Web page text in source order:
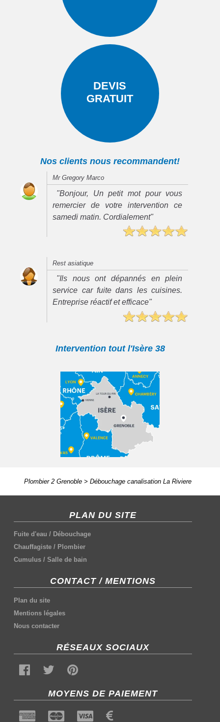
DEVIS
GRATUIT
Nos clients nous recommandent!
Mr Gregory Marco
"Bonjour, Un petit mot pour vous
remercier de votre intervention ce
samedi matin. Cordialement"
Rest asiatique
"Ils nous ont dépannés en plein
service car fuite dans les cuisines.
Entreprise réactif et efficace"
Intervention tout l'Isère 38
Plombier 2 Grenoble> Débouchage canalisation La Riviere
PLAN DU SITE
Fuite d'eau / Débouchage
Chauffagiste / Plombier
Cumulus /Salle de bain
CONTACT / MENTIONS
Plan du site
Mentions légales
Nous contacter
RÉSEAUX SOCIAUX
MOYENS DE PAIEMENT